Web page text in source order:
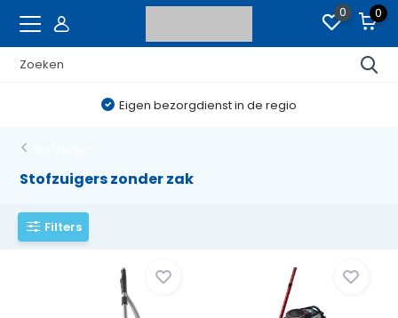
0 0
Eigen bezorgdienst in de regio
Stofzuigers zonder zak
Filters